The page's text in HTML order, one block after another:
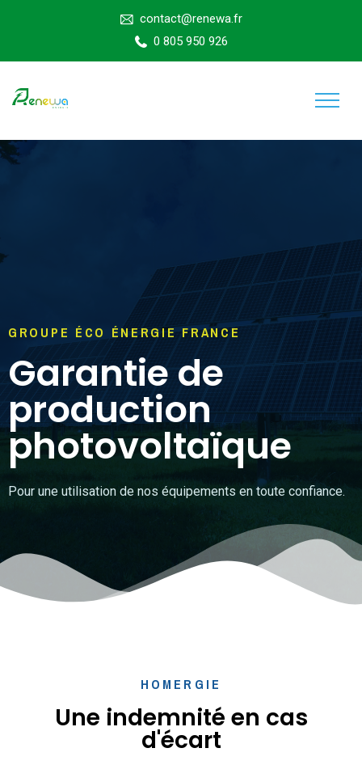
contact@renewa.fr
0 805 950 926
GROUPE ÉCO ÉNERGIE FRANCE
Garantie de
production
photovoltaïque
Pour une utilisation de nos équipements en toute confiance.
HOMERGIE
Une indemnité en cas
d'écart